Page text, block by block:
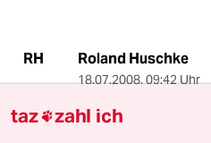
RH Roland Huschke
18.07.2008,09:42 Uhr
Im Gegensatz zu
Kommentatoren
taz zahl ich